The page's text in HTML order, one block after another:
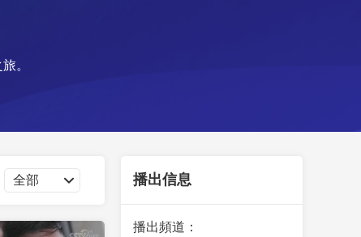
藝術 汽車 數智 5G
網展 央央好物
。
播出信息
播出頻道：